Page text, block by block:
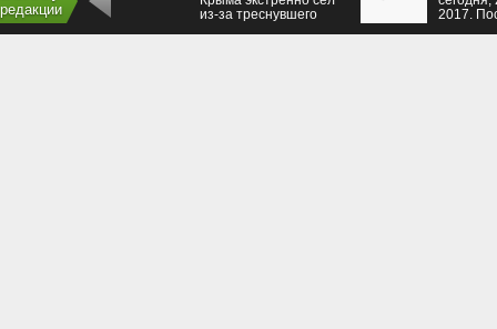
редакции
из-за треснувшего
2017.